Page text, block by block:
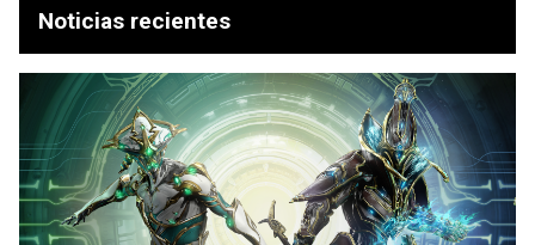
Noticias recientes